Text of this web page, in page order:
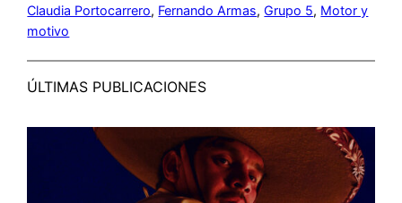
Claudia Portocarrero, Fernando Armas, Grupo 5, Motor y
motivo
ÚLTIMAS PUBLICACIONES